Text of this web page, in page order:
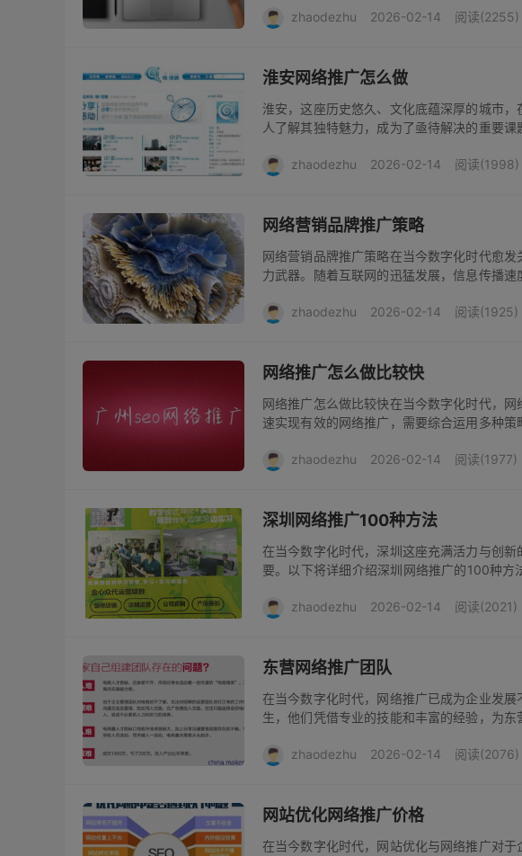
兴的科技企业，还是传统的制造业、服务业等
zhaodezhu 2026-02-14 阅读(2255)
淮安网络推广怎么做
淮安，这座历史悠久、文化底蕴深厚的城市
人了解其独特魅力，成为了亟待解决的重要
网络推广中，可以围绕这些特色景点制作精美
zhaodezhu 2026-02-14 阅读(1998)
网络营销品牌推广策略
网络营销品牌推广策略在当今数字化时代愈
力武器。随着互联网的迅猛发展，信息传播
与规律，制定切实可行的品牌推广策略。明确
zhaodezhu 2026-02-14 阅读(1925)
网络推广怎么做比较快
网络推广怎么做比较快在当今数字化时代，
速实现有效的网络推广，需要综合运用多种
年龄、性别、兴趣爱好、消费习惯等特征。例
zhaodezhu 2026-02-14 阅读(1977)
深圳网络推广100种方法
在当今数字化时代，深圳这座充满活力与创
要。以下将详细介绍深圳网络推广的100种方
体。在微信上，创建有吸引力的公众号，定期
zhaodezhu 2026-02-14 阅读(2021)
东营网络推广团队
在当今数字化时代，网络推广已成为企业发
生，他们凭借专业的技能和丰富的经验，为
业的产品、服务以及品牌形象精准地传递给目
zhaodezhu 2026-02-14 阅读(2076)
网站优化网络推广价格
在当今数字化时代，网站优化与网络推广对